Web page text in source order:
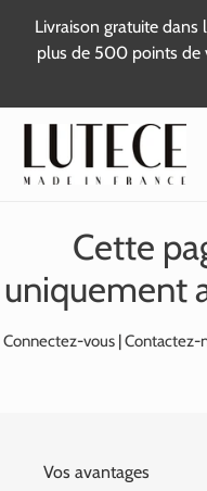
contenu
Livraison gratuite
plus de 500 points de
Cette
uniquement
Connectez-vous Contactez-
Vos avantages